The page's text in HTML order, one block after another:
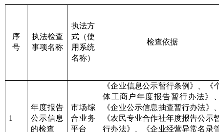
序
号
执法检查
事项名称
执法方
式（使
用系统
名称）
检查依据
1
年度报告
公示信息
的检查
市场综
合业务
平台
《企业信息公示暂行条例》、《
体工商户年度报告暂行办法》
《企业公示信息抽查暂行办法》
《农民专业合作社年度报告公示
行办法》、《企业经营异常名录